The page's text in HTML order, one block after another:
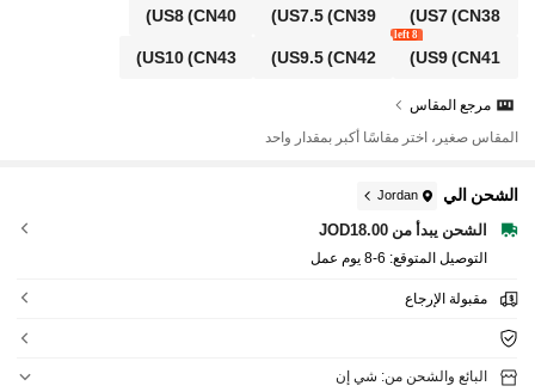
US7(CN38)
US7.5(CN39)
US8(CN40)
US9(CN41)
8 left
US9.5(CN42)
US10(CN43)
مرجع المقاس
المقاس صغير، اختر مقاسًا أكبر بمقدار واحد
الشحن الي Jordan
الشحن يبدأ من JOD18.00
التوصيل المتوقع: 6-8 يوم عمل
مقبولة الإرجاع
البائع والشحن من: شي إن